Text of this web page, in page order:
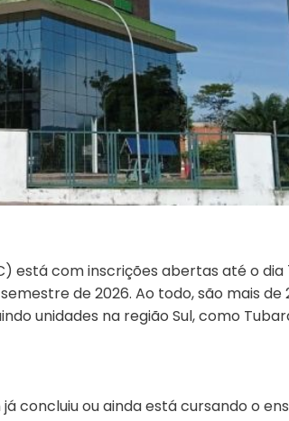
está com inscrições abertas até o
de 2026. Ao todo, são mais de
unidades na região Sul, como
concluiu ou ainda está cursando o